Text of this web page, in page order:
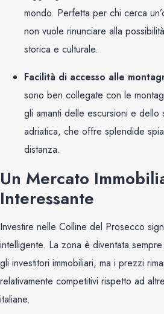
mondo. Perfetta per chi cerca
non vuole rinunciare alla
storica e culturale.
Facilità di accesso alle
sono ben collegate con le
gli amanti delle escursioni e
adriatica, che offre splendide
distanza.
Un Mercato
Interessante
Investire nelle Colline del Prosecco
intelligente. La zona è diventata
gli investitori immobiliari, ma i prezzi
relativamente competitivi rispetto ad
italiane.